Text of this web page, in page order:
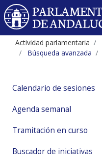
Actividad parlamentaria
Búsqueda avanzada
Calendario de sesiones
Agenda semanal
Tramitación en curso
Buscador de iniciativas